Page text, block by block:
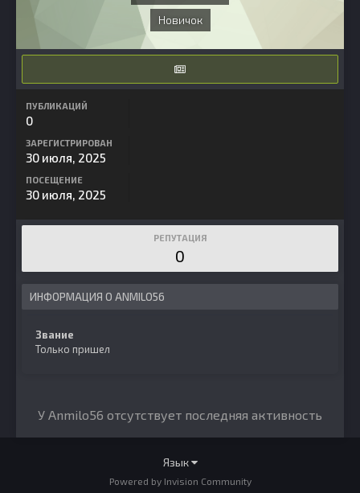
Новичок
ПУБЛИКАЦИЙ
0
ЗАРЕГИСТРИРОВАН
30 июля, 2025
ПОСЕЩЕНИЕ
30 июля, 2025
РЕПУТАЦИЯ
0
ИНФОРМАЦИЯ О ANMILO56
Звание
Только пришел
У Anmilo56 отсутствует последняя активность
Язык
Powered by Invision Community